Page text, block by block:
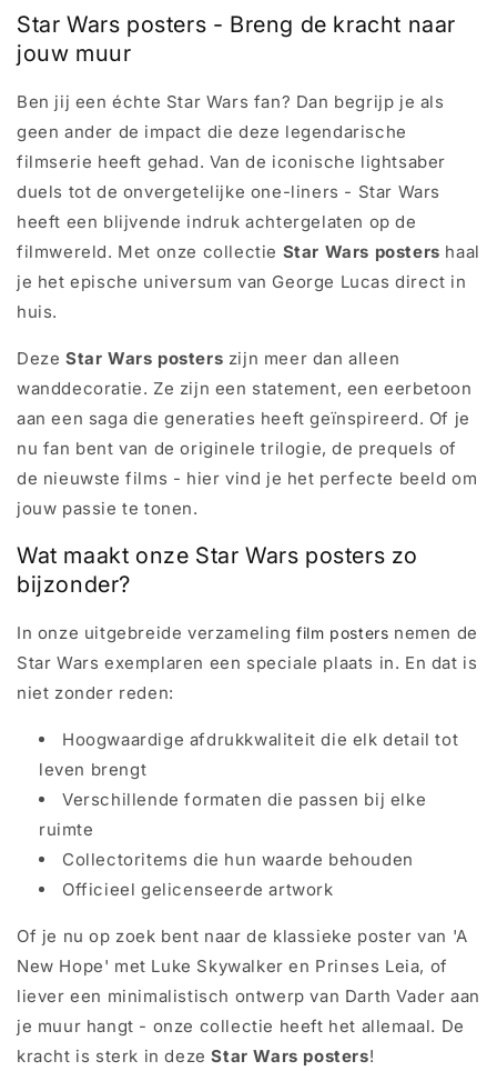
Star Wars posters - Breng de kracht naar
jouw muur
Ben jij een échte Star Wars fan? Dan begrijp je als
geen ander de impact die deze legendarische
filmserie heeft gehad. Van de iconische lightsaber
duels tot de onvergetelijke one-liners - Star Wars
heeft een blijvende indruk achtergelaten op de
filmwereld. Met onze collectie Star Wars posters haal
je het epische universum van George Lucas direct in
huis.
Deze Star Wars posters zijn meer dan alleen
wanddecoratie. Ze zijn een statement, een eerbetoon
aan een saga die generaties heeft geïnspireerd. Of je
nu fan bent van de originele trilogie, de prequels of
de nieuwste films - hier vind je het perfecte beeld om
jouw passie te tonen.
Wat maakt onze Star Wars posters zo
bijzonder?
In onze uitgebreide verzamelingfilm posters nemen de
Star Wars exemplaren een speciale plaats in. En dat is
niet zonder reden:
Hoogwaardige afdrukkwaliteit die elk detail tot
leven brengt
Verschillende formaten die passen bij elke
ruimte
Collectoritems die hun waarde behouden
Officieel gelicenseerde artwork
Of je nu op zoek bent naar de klassieke poster van 'A
New Hope' met Luke Skywalker en Prinses Leia, of
liever een minimalistisch ontwerp van Darth Vader aan
je muur hangt - onze collectie heeft het allemaal. De
kracht is sterk in dezeStar Wars posters!